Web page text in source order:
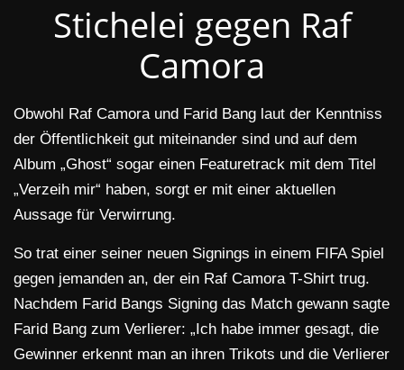
Stichelei gegen Raf
Camora
Obwohl Raf Camora und Farid Bang laut der Kenntniss
der Öffentlichkeit gut miteinander sind und auf dem
Album „Ghost“ sogar einen Featuretrack mit dem Titel
„Verzeih mir“ haben, sorgt er mit einer aktuellen
Aussage für Verwirrung.
So trat einer seiner neuen Signings in einem FIFA Spiel
gegen jemanden an, der ein Raf Camora T-Shirt trug.
Nachdem Farid Bangs Signing das Match gewann sagte
Farid Bang zum Verlierer: „Ich habe immer gesagt, die
Gewinner erkennt man an ihren Trikots und die Verlierer